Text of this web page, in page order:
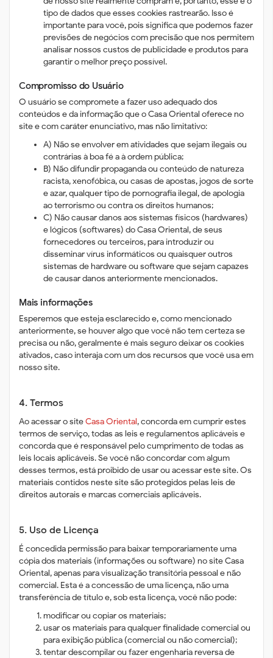
tipo de dados que esses cookies rastrearão. Isso é
importante para você, pois significa que podemos fazer
previsões de negócios com precisão que nos permitem
analisar nossos custos de publicidade e produtos para
garantir o melhor preço possível.
Compromisso do Usuário
O usuário se compromete a fazer uso adequado dos
conteúdos e da informação que o Casa Oriental oferece no
site e com caráter enunciativo, mas não limitativo:
A) Não se envolver em atividades que sejam ilegais ou
contrárias à boa fé a à ordem pública;
B) Não difundir propaganda ou conteúdo de natureza
racista, xenofóbica, ou casas de apostas, jogos de sorte
e azar, qualquer tipo de pornografia ilegal, de apologia
ao terrorismo ou contra os direitos humanos;
C) Não causar danos aos sistemas físicos (hardwares)
e lógicos (softwares) do Casa Oriental, de seus
fornecedores ou terceiros, para introduzir ou
disseminar vírus informáticos ou quaisquer outros
sistemas de hardware ou software que sejam capazes
de causar danos anteriormente mencionados.
Mais informações
Esperemos que esteja esclarecido e, como mencionado
anteriormente, se houver algo que você não tem certeza se
precisa ou não, geralmente é mais seguro deixar os cookies
ativados, caso interaja com um dos recursos que você usa em
nosso site.
4. Termos
Ao acessar o siteCasa Oriental, concorda em cumprir estes
termos de serviço, todas as leis e regulamentos aplicáveis ​​e
concorda que é responsável pelo cumprimento de todas as
leis locais aplicáveis. Se você não concordar com algum
desses termos, está proibido de usar ou acessar este site. Os
materiais contidos neste site são protegidos pelas leis de
direitos autorais e marcas comerciais aplicáveis.
5. Uso de Licença
É concedida permissão para baixar temporariamente uma
cópia dos materiais (informações ou software) no site Casa
Oriental, apenas para visualização transitória pessoal e não
comercial. Esta é a concessão de uma licença, não uma
transferência de título e, sob esta licença, você não pode:
modificar ou copiar os materiais;
usar os materiais para qualquer finalidade comercial ou
para exibição pública (comercial ou não comercial);
tentar descompilar ou fazer engenharia reversa de